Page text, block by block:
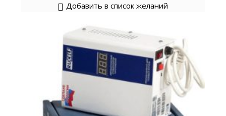
Добавить в список желаний